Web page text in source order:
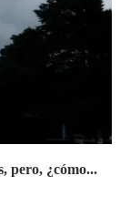
pero, ¿cómo...